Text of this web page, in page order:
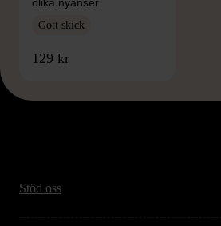
olika nyanser
Gott skick
129 kr
Stöd oss